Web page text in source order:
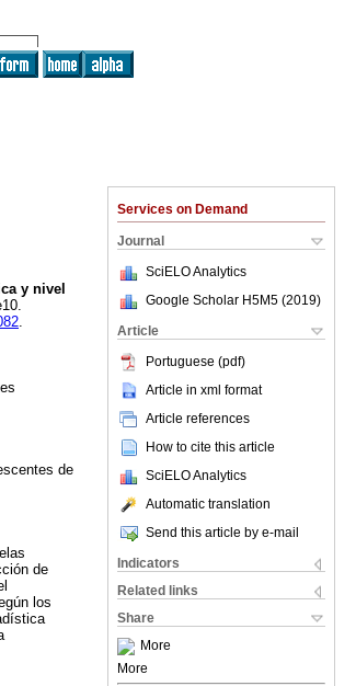
Services on Demand
Journal
SciELO Analytics
Google Scholar H5M5 (2019)
Article
Portuguese (pdf)
Article in xml format
Article references
How to cite this article
SciELO Analytics
Automatic translation
Send this article by e-mail
Indicators
Related links
Share
More
More
y nivel
.
de
de
los